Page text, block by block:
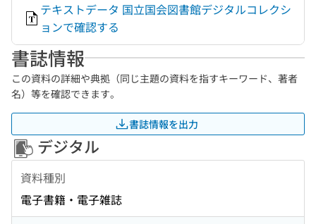
テキストデータ 国立国会図書館デジタルコレクシ
ョンで確認する
書誌情報
この資料の詳細や典拠（同じ主題の資料を指すキーワード、著者
名）等を確認できます。
書誌情報を出力
デジタル
資料種別
電子書籍・電子雑誌